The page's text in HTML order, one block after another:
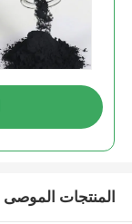
المنتجات الموصى